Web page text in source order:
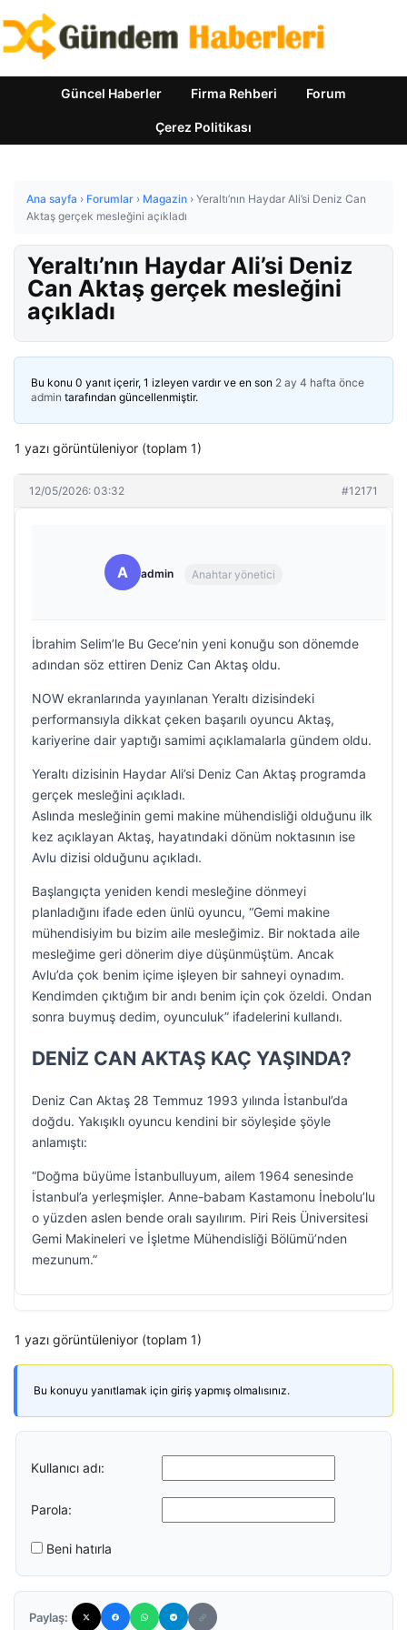
Güncel Haberler Firma Rehberi Forum
Çerez Politikası
Ana sayfa › Forumlar › Magazin › Yeraltı’nın Haydar Ali’si Deniz Can
Aktaş gerçek mesleğini açıkladı
Yeraltı’nın Haydar Ali’si Deniz
Can Aktaş gerçek mesleğini
açıkladı
Bu konu 0 yanıt içerir, 1 izleyen vardır ve en son 2 ay 4 hafta önce
admin tarafından güncellenmiştir.
1 yazı görüntüleniyor (toplam 1)
12/05/2026: 03:32 #12171
A admin Anahtar yönetici
İbrahim Selim’le Bu Gece’nin yeni konuğu son dönemde
adından söz ettiren Deniz Can Aktaş oldu.
NOW ekranlarında yayınlanan Yeraltı dizisindeki
performansıyla dikkat çeken başarılı oyuncu Aktaş,
kariyerine dair yaptığı samimi açıklamalarla gündem oldu.
Yeraltı dizisinin Haydar Ali’si Deniz Can Aktaş programda
gerçek mesleğini açıkladı.
Aslında mesleğinin gemi makine mühendisliği olduğunu ilk
kez açıklayan Aktaş, hayatındaki dönüm noktasının ise
Avlu dizisi olduğunu açıkladı.
Başlangıçta yeniden kendi mesleğine dönmeyi
planladığını ifade eden ünlü oyuncu, “Gemi makine
mühendisiyim bu bizim aile mesleğimiz. Bir noktada aile
mesleğime geri dönerim diye düşünmüştüm. Ancak
Avlu’da çok benim içime işleyen bir sahneyi oynadım.
Kendimden çıktığım bir andı benim için çok özeldi. Ondan
sonra buymuş dedim, oyunculuk” ifadelerini kullandı.
DENİZ CAN AKTAŞ KAÇ YAŞINDA?
Deniz Can Aktaş 28 Temmuz 1993 yılında İstanbul’da
doğdu. Yakışıklı oyuncu kendini bir söyleşide şöyle
anlamıştı:
“Doğma büyüme İstanbulluyum, ailem 1964 senesinde
İstanbul’a yerleşmişler. Anne-babam Kastamonu İnebolu’lu
o yüzden aslen bende oralı sayılırım. Piri Reis Üniversitesi
Gemi Makineleri ve İşletme Mühendisliği Bölümü’nden
mezunum.”
1 yazı görüntüleniyor (toplam 1)
Bu konuyu yanıtlamak için giriş yapmış olmalısınız.
Kullanıcı adı:
Parola:
Beni hatırla
Paylaş: